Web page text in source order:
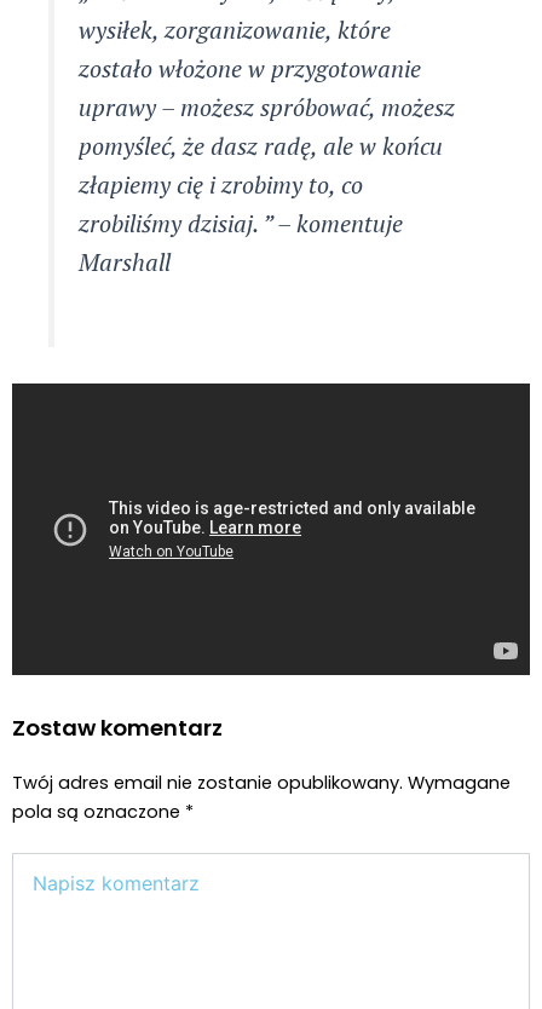
wysiłek, zorganizowanie, które
zostało włożone w przygotowanie
uprawy – możesz spróbować, możesz
pomyśleć, że dasz radę, ale w końcu
złapiemy cię i zrobimy to, co
zrobiliśmy dzisiaj. ” – komentuje
Marshall
Zostaw komentarz
Twój adres email nie zostanie opublikowany. Wymagane
pola są oznaczone *
tutaj..